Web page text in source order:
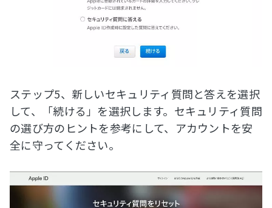
ステップ5、新しいセキュリティ質問と答えを選択
して、「続ける」を選択します。セキュリティ質問
の選び方のヒントを参考にして、アカウントを安
全に守ってください。